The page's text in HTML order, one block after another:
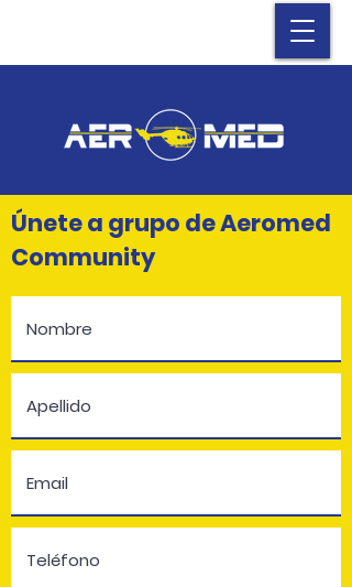
​Únete a grupo de Aeromed
Community